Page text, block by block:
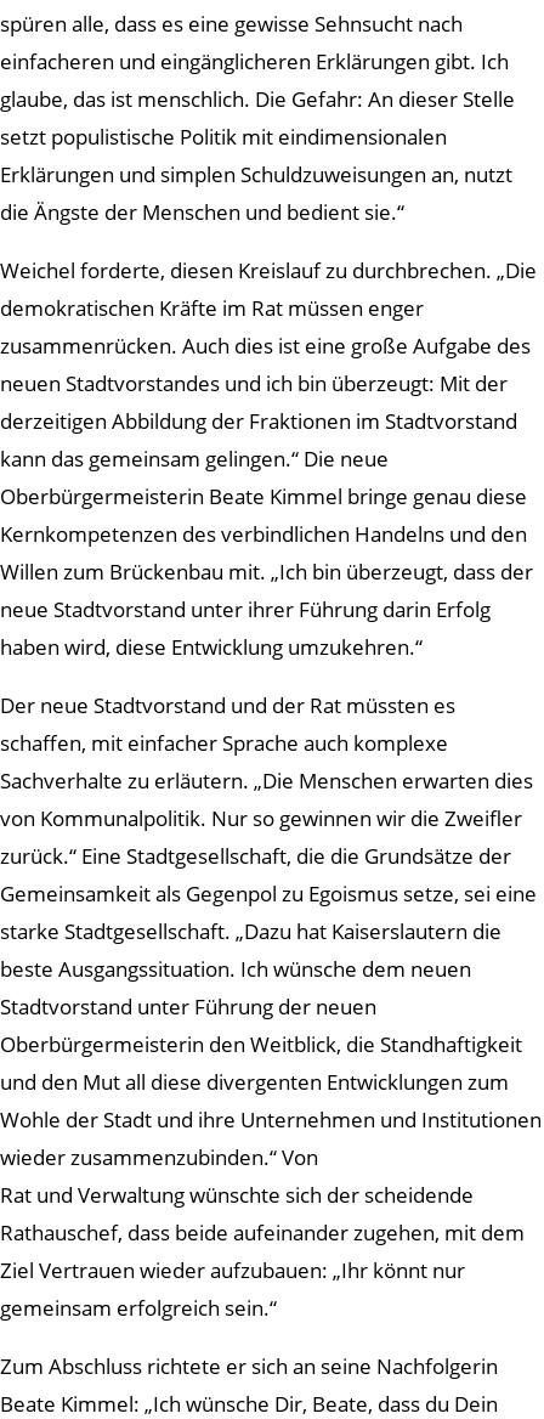
spüren alle, dass es eine gewisse Sehnsucht nach
einfacheren und eingänglicheren Erklärungen gibt. Ich
glaube, das ist menschlich. Die Gefahr: An dieser Stelle
setzt populistische Politik mit eindimensionalen
Erklärungen und simplen Schuldzuweisungen an, nutzt
die Ängste der Menschen und bedient sie.“
Weichel forderte, diesen Kreislauf zu durchbrechen. „Die
demokratischen Kräfte im Rat müssen enger
zusammenrücken. Auch dies ist eine große Aufgabe des
neuen Stadtvorstandes und ich bin überzeugt: Mit der
derzeitigen Abbildung der Fraktionen im Stadtvorstand
kann das gemeinsam gelingen.“ Die neue
Oberbürgermeisterin Beate Kimmel bringe genau diese
Kernkompetenzen des verbindlichen Handelns und den
Willen zum Brückenbau mit. „Ich bin überzeugt, dass der
neue Stadtvorstand unter ihrer Führung darin Erfolg
haben wird, diese Entwicklung umzukehren.“
Der neue Stadtvorstand und der Rat müssten es
schaffen, mit einfacher Sprache auch komplexe
Sachverhalte zu erläutern. „Die Menschen erwarten dies
von Kommunalpolitik. Nur so gewinnen wir die Zweifler
zurück.“ Eine Stadtgesellschaft, die die Grundsätze der
Gemeinsamkeit als Gegenpol zu Egoismus setze, sei eine
starke Stadtgesellschaft. „Dazu hat Kaiserslautern die
beste Ausgangssituation. Ich wünsche dem neuen
Stadtvorstand unter Führung der neuen
Oberbürgermeisterin den Weitblick, die Standhaftigkeit
und den Mut all diese divergenten Entwicklungen zum
Wohle der Stadt und ihre Unternehmen und Institutionen
wieder zusammenzubinden.“ Von
Rat und Verwaltung wünschte sich der scheidende
Rathauschef, dass beide aufeinander zugehen, mit dem
Ziel Vertrauen wieder aufzubauen: „Ihr könnt nur
gemeinsam erfolgreich sein.“
Zum Abschluss richtete er sich an seine Nachfolgerin
Beate Kimmel: „Ich wünsche Dir, Beate, dass du Dein